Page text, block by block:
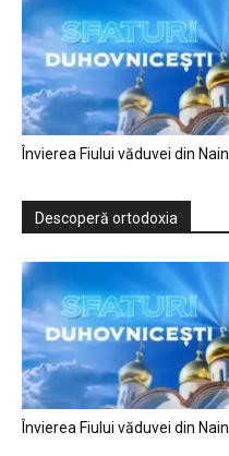
Învierea Fiului văduvei din Nain
Descoperă ortodoxia
Învierea Fiului văduvei din Nain